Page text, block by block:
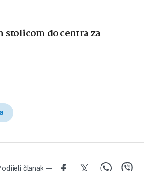
stolicom do centra za
članak —